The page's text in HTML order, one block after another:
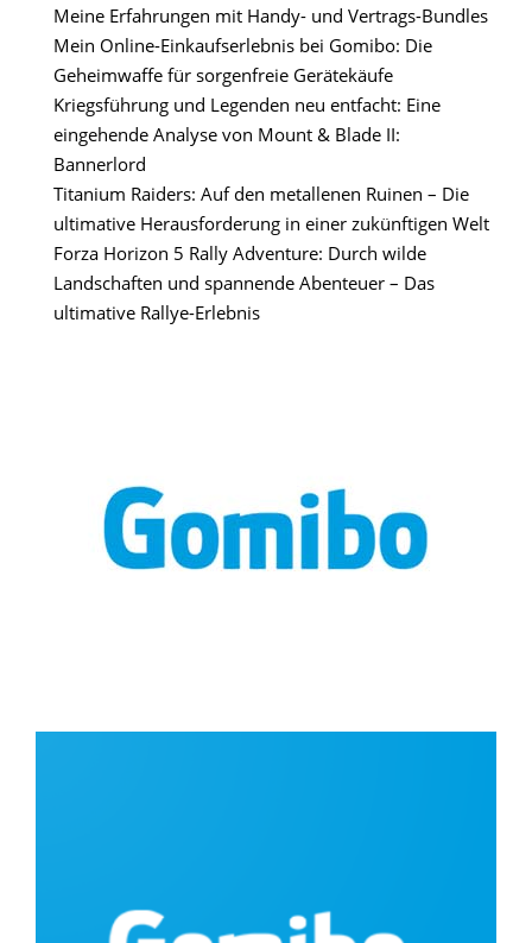
Meine Erfahrungen mit Handy- und Vertrags-Bundles
Mein Online-Einkaufserlebnis bei Gomibo: Die
Geheimwaffe für sorgenfreie Gerätekäufe
Kriegsführung und Legenden neu entfacht: Eine
eingehende Analyse von Mount & Blade II:
Bannerlord
Titanium Raiders: Auf den metallenen Ruinen – Die
ultimative Herausforderung in einer zukünftigen Welt
Forza Horizon 5 Rally Adventure: Durch wilde
Landschaften und spannende Abenteuer – Das
ultimative Rallye-Erlebnis